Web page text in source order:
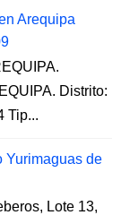
Arequipa
Distrito:
Tip...
Yurimaguas de
Lote 13,